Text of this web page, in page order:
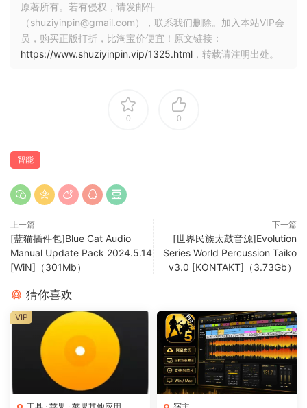
NotePerformer includes its own sounds, encompassing a
• Intelligent musical phrasing
NotePerformer analyses your score and performs all
instruments with natural musical phrasing.
NotePerformer is very easy to install, and is no more
difficult to use than the built-in sounds of your notation
software.
• High-end library support
原著所有。若有侵权，请发邮件
（shuziyinpin@gmail.com），联系我们删除。加入本站VIP会
员，购买正版打折，比淘宝价便宜！原文链接：
https://www.shuziyinpin.vip/1325.html ，转载请注明出处。
0 0
智能
上一篇
[蓝猫插件包]Blue Cat Audio
Manual Update Pack 2024.5.14
[WiN]（301Mb）
下一篇
[世界民族太鼓音源]Evolution
Series World Percussion Taiko
v3.0 [KONTAKT]（3.73Gb）
猜你喜欢
VIP